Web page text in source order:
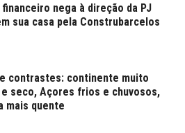
nega à direção da PJ
sua casa pela Construbarcelos
contrastes: continente muito
seco, Açores frios e chuvosos,
mais quente